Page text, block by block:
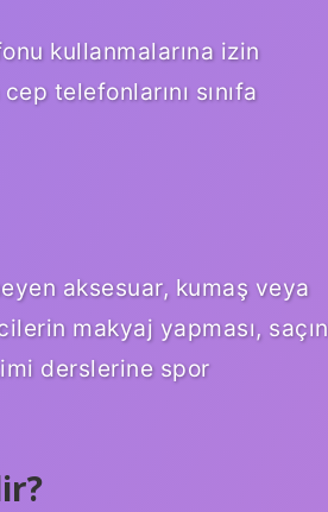
kullanmalarına izin
telefonlarını sınıfa
aksesuar, kumaş veya
makyaj yapması,
derslerine spor